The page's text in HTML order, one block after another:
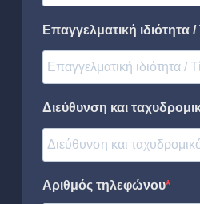
Επαγγελματική ιδιότητα
Διεύθυνση και
Αριθμός τηλεφώνου